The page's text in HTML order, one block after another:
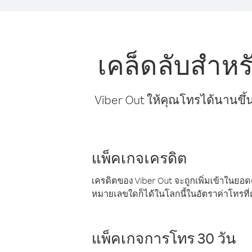
เคล็ดลับสำห
Viber Out ให้คุณโทรได้นานขึ้
แพ็คเกจเครดิต
เครดิตของ Viber Out จะถูกเพิ่มเข้าในย
หมายเลขใดก็ได้ในโลกนี้ในอัตราค่าโทรที่
แพ็คเกจการโทร 30 วัน